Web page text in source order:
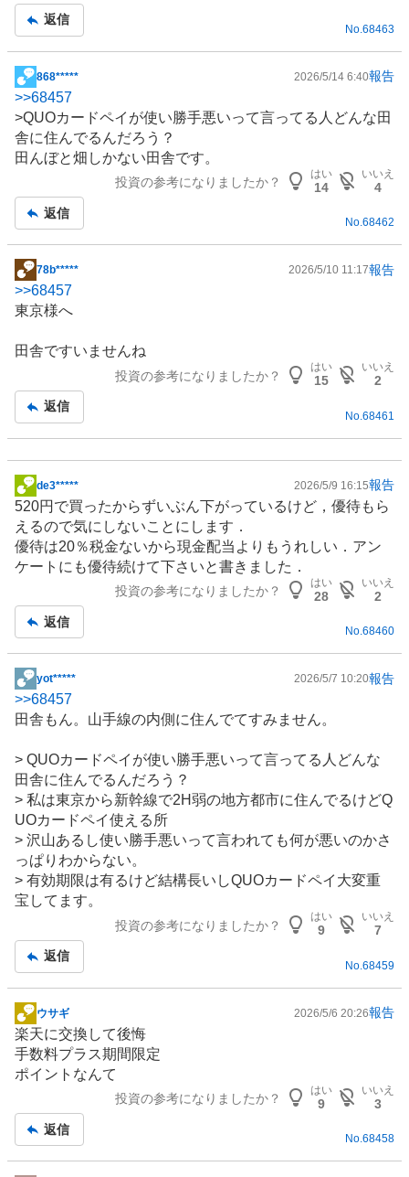
事
返信
No. 68463
掲
示
板
記
事
868***** 2026/5/14 6:40報告
>>68457
>QUOカードペイが使い勝手悪いって言ってる人どんな田
舎に住んでるんだろう？
田んぼと畑しかない田舎です。
投資の参考になりましたか？
はい
14
いいえ
4
返信
No.68462
掲
示
板
事
78b***** 2026/5/10 11:17報告
>>68457
東京様へ
田舎ですいませんね
投資の参考になりましたか？
はい
15
いいえ
2
返信
No. 68461
掲
示
板
記
事
de3***** 2026/5/9 16:15報告
520円で買ったからずいぶん下がっているけど，優待もら
えるので気にしないことにします．
優待は20％税金ないから現金配当よりもうれしい．アン
ケートにも優待続けて下さいと書きました．
投資の参考になりましたか？
はい
28
いいえ
2
返信
No.68460
掲
示
板
事
yot***** 2026/5/7 10:20報告
>>68457
田舎もん。山手線の内側に住んでてすみません。
> QUOカードペイが使い勝手悪いって言ってる人どんな
田舎に住んでるんだろう？
> 私は東京から新幹線で2H弱の地方都市に住んでるけどQ
UOカードペイ使える所
> 沢山あるし使い勝手悪いって言われても何が悪いのかさ
っぱりわからない。
> 有効期限は有るけど結構長いしQUOカードペイ大変重
宝してます。
投資の参考になりましたか？
はい
9
いいえ
7
返信
No. 68459
掲
示
板
記
ウサギ 2026/5/6 20:26報告
楽天に交換して後悔
手数料プラス期間限定
ポイントなんて
投資の参考になりましたか？
はい
9
いいえ
3
返信
No.68458